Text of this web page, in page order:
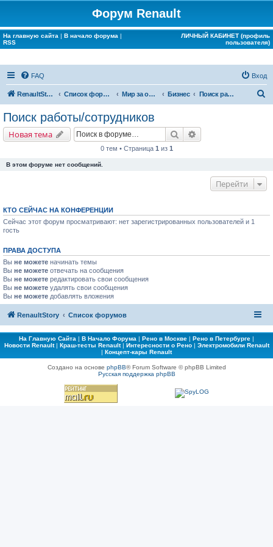
Форум Renault
На главную сайта | В начало форума |
RSS
ЛИЧНЫЙ КАБИНЕТ (профиль
пользователя)
FAQ Вход
RenaultStory Список форумов Мир за окном Renault Бизнес Поиск работы/сотрудников
Поиск работы/сотрудников
Новая тема Поиск
0 тем • Страница 1 из 1
В этом форуме нет сообщений.
Перейти
КТО СЕЙЧАС НА КОНФЕРЕНЦИИ
Сейчас этот форум просматривают: нет зарегистрированных пользователей и 1
гость
ПРАВА ДОСТУПА
Вы не можете начинать темы
Вы не можете отвечать на сообщения
Вы не можете редактировать свои сообщения
Вы не можете удалять свои сообщения
Вы не можете добавлять вложения
RenaultStory Список форумов
На Главную Сайта | В Начало Форума | Рено в Москве | Рено в Петербурге |
Новости Renault| Краш-тесты Renault| Интересности о Рено| Электромобили Renault
| Концепт-кары Renault
Создано на основе phpBB® Forum Software © phpBB Limited
Русская поддержка phpBB